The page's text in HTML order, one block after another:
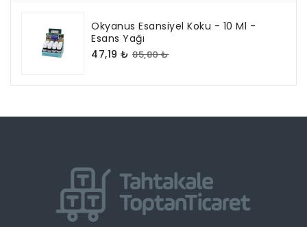
Okyanus Esansiyel Koku - 10 Ml -
Esans Yağı
47,19 ₺ 85,80 ₺